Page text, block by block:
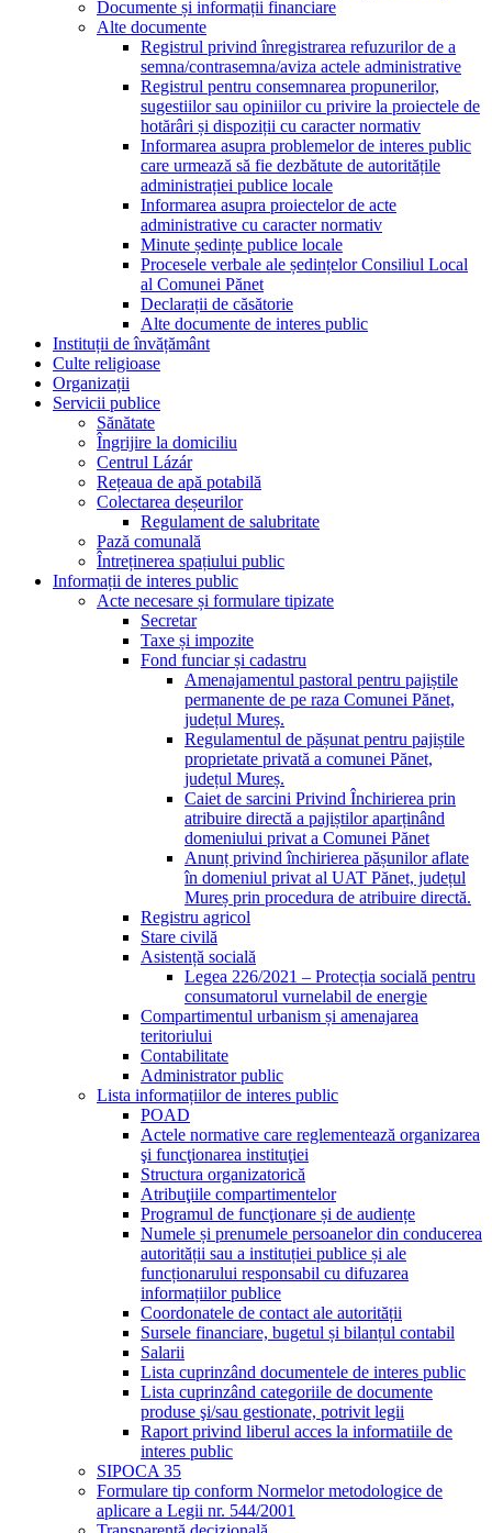
Documente și informații financiare
Alte documente
Registrul privind înregistrarea refuzurilor de a
semna/contrasemna/aviza actele administrative
Registrul pentru consemnarea propunerilor,
sugestiilor sau opiniilor cu privire la proiectele de
hotărâri și dispoziții cu caracter normativ
Informarea asupra problemelor de interes public
care urmează să fie dezbătute de autoritățile
administrației publice locale
Informarea asupra proiectelor de acte
administrative cu caracter normativ
Minute ședințe publice locale
Procesele verbale ale ședințelor Consiliul Local
al Comunei Pănet
Declarații de căsătorie
Alte documente de interes public
Instituții de învățământ
Culte religioase
Organizații
Servicii publice
Sănătate
Îngrijire la domiciliu
Centrul Lázár
Rețeaua de apă potabilă
Colectarea deșeurilor
Regulament de salubritate
Pază comunală
Întreținerea spațiului public
Informații de interes public
Acte necesare și formulare tipizate
Secretar
Taxe și impozite
Fond funciar și cadastru
Amenajamentul pastoral pentru pajiștile
permanente de pe raza Comunei Pănet,
județul Mureș.
Regulamentul de pășunat pentru pajiștile
proprietate privată a comunei Pănet,
județul Mureș.
Caiet de sarcini Privind Închirierea prin
atribuire directă a pajiștilor aparținând
domeniului privat a Comunei Pănet
Anunț privind închirierea pășunilor aflate
în domeniul privat al UAT Pănet, județul
Mureș prin procedura de atribuire directă.
Registru agricol
Stare civilă
Asistență socială
Legea 226/2021 – Protecția socială pentru
consumatorul vurnelabil de energie
Compartimentul urbanism și amenajarea
teritoriului
Contabilitate
Administrator public
Lista informațiilor de interes public
POAD
Actele normative care reglementează organizarea
şi funcţionarea instituţiei
Structura organizatorică
Atribuţiile compartimentelor
Programul de funcţionare și de audiențe
Numele și prenumele persoanelor din conducerea
autorității sau a instituției publice și ale
funcționarului responsabil cu difuzarea
informațiilor publice
Coordonatele de contact ale autorității
Sursele financiare, bugetul și bilanțul contabil
Salarii
Lista cuprinzând documentele de interes public
Lista cuprinzând categoriile de documente
produse şi/sau gestionate, potrivit legii
Raport privind liberul acces la informatiile de
interes public
SIPOCA 35
Formulare tip conform Normelor metodologice de
aplicare a Legii nr. 544/2001